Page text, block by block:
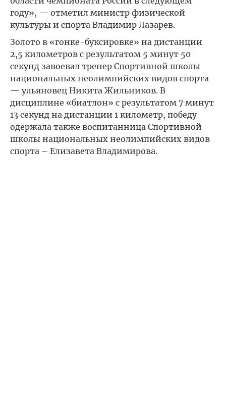
году», — отметил министр физической
культуры и спорта Владимир Лазарев.
Золото в «гонке-буксировке» на дистанции
2,5 километров с результатом 5 минут 50
секунд завоевал тренер Спортивной школы
национальных неолимпийских видов спорта
— ульяновец Никита Жильников. В
дисциплине «биатлон» с результатом 7 минут
13 секунд на дистанции 1 километр, победу
одержала также воспитанница Спортивной
школы национальных неолимпийских видов
спорта – Елизавета Владимирова.